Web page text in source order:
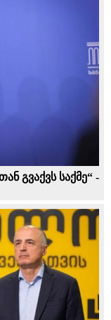
გვაქვს საქმე“ -